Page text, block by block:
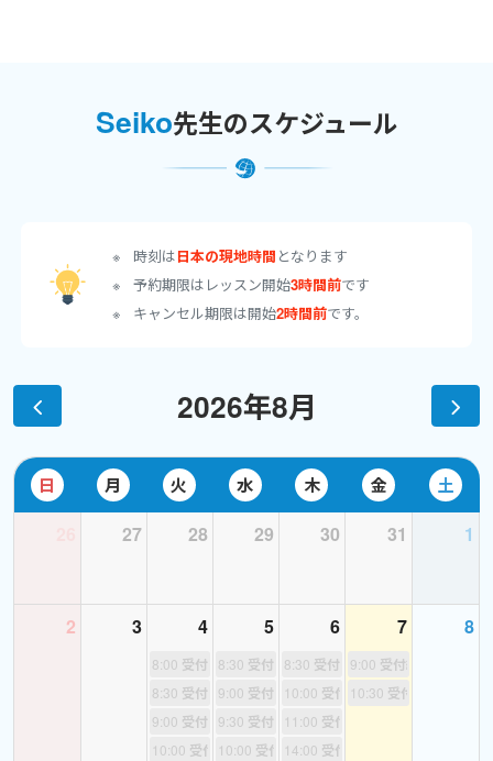
の高い教材が豊富にあります。英語を勉強しようと思ったら、独
①実践の場：
レッスンはいわば練習試合のようなもの。自主学習
で積み重ねた成果をぜひ試してみてください。必ずフィードバッ
②自主学習のペースメーカー ：一人でコツコツ勉強を続ける難し
会う時までに、ここまで頑張ろう！」というようなモチベーショ
ンの維持に、ぜひレッスンをお役立てください。
場合も。疑問点を日本語で質問できたり、学習方法についてアド
バイスをもらえるのも、日本人講師とのレッスンの大きなメリッ
英語をコミュニケーションの手段として使いこなせるよう、「ど
うすれば伝わるか」を一緒に考えながら練習していきましょう！
Seiko先生のスケジュール
時刻は日本の現地時間 となります
予約期限はレッスン開始3時間前です
キャンセル期限は開始2時間前です。
2026年8月
日 月 火 水 木 金 土
27 28 29 30 31 1
2 3 4
8:00 受付終了
8:30 受付終了
9:00 受付終了
10:00 受付終了
5
8:30 受付終了
9:00 受付終了
9:30 受付終了
10:00 受付終了
6
8:30 受付終了
10:00 受付終了
11:00 受付終了
14:00 受付終了
7
9:00 受付終了
10:30 受付終了
8